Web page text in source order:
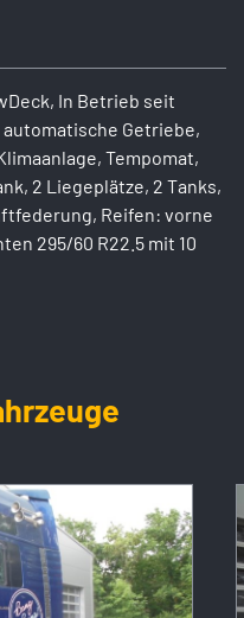
In Betrieb seit
automatische Getriebe,
Tempomat,
2 Liegeplätze, 2 Tanks,
Reifen: vorne
295/60 R22.5 mit 10